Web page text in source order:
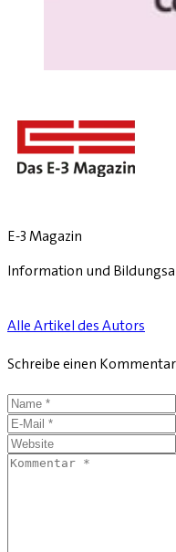
E-3 Magazin
Information und
Alle Artikel des Autors
Schreibe einen Kommentar